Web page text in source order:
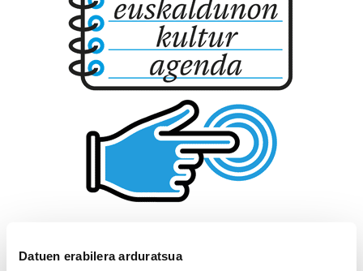
Datuen erabilera arduratsua